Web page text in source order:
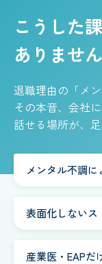
こうした
ありませ
退職理由の「メ
その本音、会社
話せる場所が、
メンタル不調
表面化しないス
産業医・EAPだ